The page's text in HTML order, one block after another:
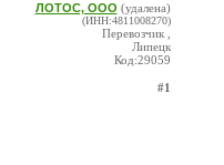
ЛОТОС, ООО (удалена)
(ИНН:4811008270)
Перевозчик ,
Липецк
Код:29059
#1